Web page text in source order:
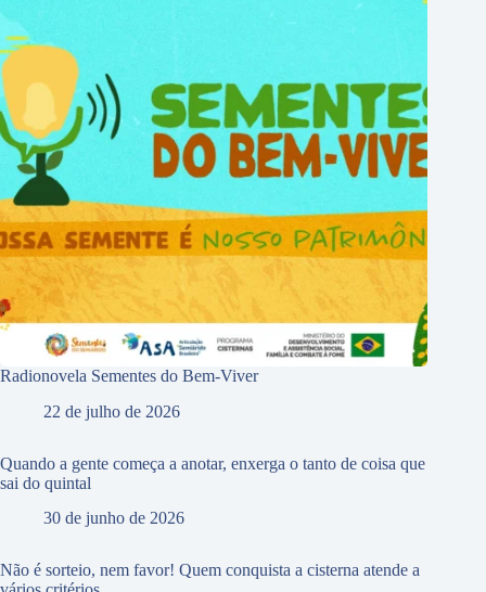
Radionovela Sementes do Bem-Viver
22 de julho de 2026
Quando a gente começa a anotar, enxerga o tanto de coisa que
sai do quintal
30 de junho de 2026
Não é sorteio, nem favor! Quem conquista a cisterna atende a